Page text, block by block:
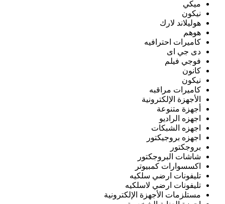
ميكي
نيكون
هوليلاند لارك
هوهم
كاميرات احترافيه
دى جي اى
فوجي فيلم
كانون
نيكون
كاميرات مراقبه
الأجهزة الإلكترونية
أجهزة متنوعة
اجهزه الراديو
اجهزه الشبكات
اجهزه بروجيكتور
بروجكتور
شاشات البروجكتور
اكسسوارات كمبيوتر
تليفونات ارضي سلكيه
تليفونات ارضي لاسلكيه
مستلزمات الأجهزة الإلكترونية